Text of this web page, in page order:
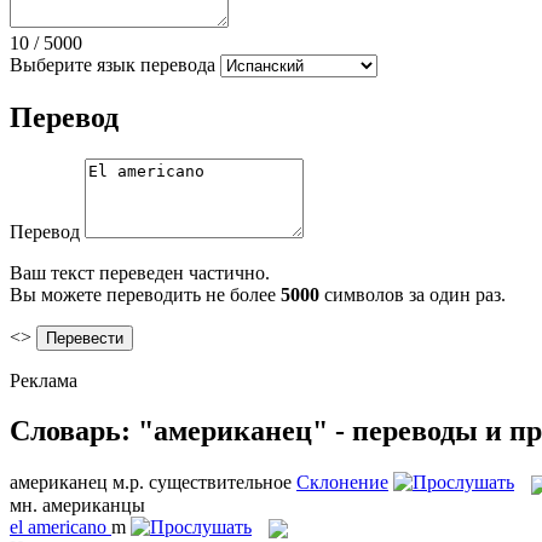
10 / 5000
Выберите язык перевода
Перевод
Перевод
Ваш текст переведен частично.
Вы можете переводить не более 5000 символов за один раз.
<>
Реклама
Словарь: "американец" - переводы и
американец м.р. существительное Склонение
мн. американцы
el americano m